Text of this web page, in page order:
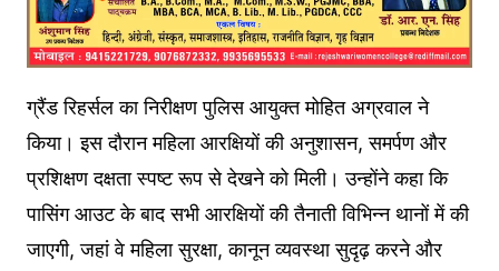
ग्रैंड रिहर्सल का निरीक्षण पुलिस आयुक्त मोहित अग्रवाल ने
किया। इस दौरान महिला आरक्षियों की अनुशासन, समर्पण और
प्रशिक्षण दक्षता स्पष्ट रूप से देखने को मिली। उन्होंने कहा कि
पासिंग आउट के बाद सभी आरक्षियों की तैनाती विभिन्न थानों में की
जाएगी, जहां वे महिला सुरक्षा, कानून व्यवस्था सुदृढ़ करने और